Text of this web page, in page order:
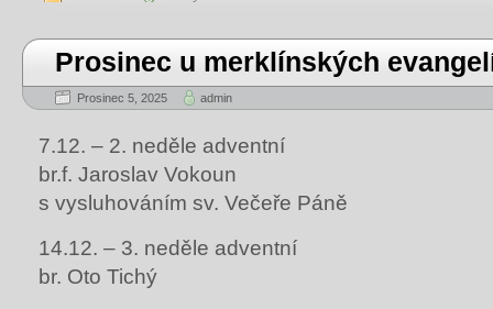
Prosinec u merklínských
Prosinec 5, 2025 admin
7.12. – 2. neděle adventní
br.f. Jaroslav Vokoun
s vysluhováním sv. Večeře Páně
14.12. – 3. neděle adventní
br. Oto Tichý